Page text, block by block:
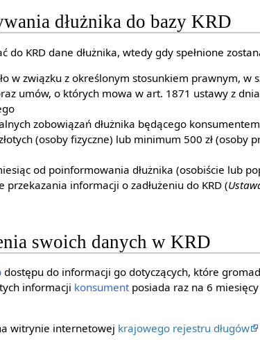
dłużnika do bazy KRD
do KRD dane dłużnika, wtedy gdy spełnione
w związku z określonym stosunkiem prawnym, w
umów, o których mowa w art. 1871 ustawy z
zobowiązań dłużnika będącego
(osoby fizyczne) lub minimum 500 zł (osoby
od poinformowania dłużnika (osobiście lub
przekazania informacji o zadłużeniu do KRD (
swoich danych w KRD
dostępu do informacji go dotyczących, które
informacji konsumentposiada raz na 6
witrynie internetowej krajowego rejestru długów